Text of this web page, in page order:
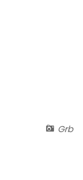
Grb